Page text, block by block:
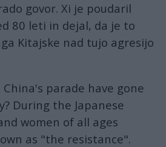
govor. Xi je poudaril
80 leti in dejal, da je to
Kitajske nad tujo agresijo
parade have gone
During the Japanese
women of all ages
as "the resistance".